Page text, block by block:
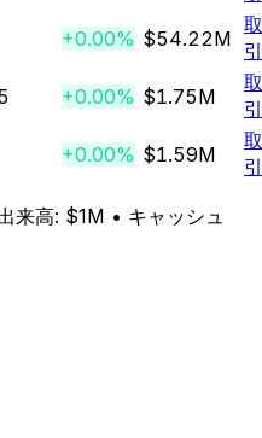
+0.00% $54.22M
取
引
+0.00% $1.75M
取
引
+0.00% $1.59M
取
引
来高: $1M • キャッシュ